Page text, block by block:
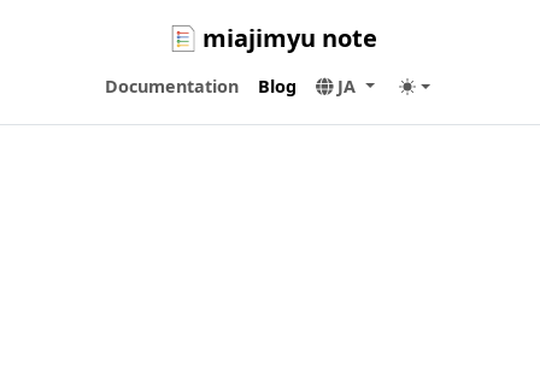
miajimyu note
Documentation Blog JA